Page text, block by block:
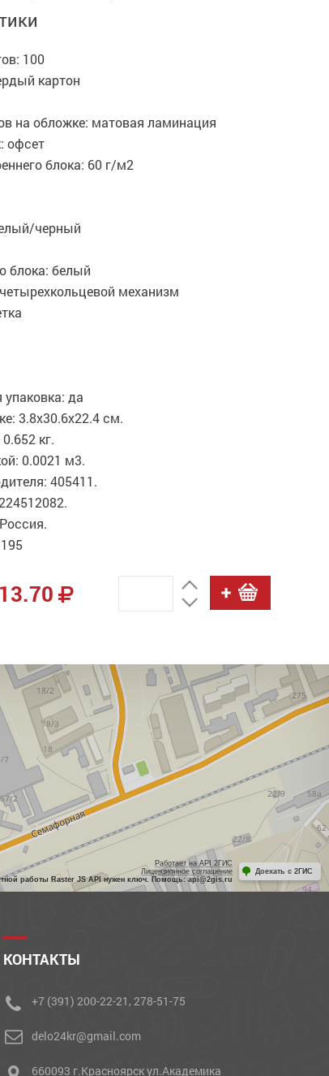
100
картон
на обложке: матовая ламинация
офсет
блока: 60 г/м2
черный
блока: белый
механизм
да
3.8x30.6x22.4 см.
кг.
0.0021 м3.
405411.
Работает на API 2ГИС
Лицензионное соглашение
работы Raster JS API нужен ключ. Помощь: api@2gis.ru
Доехать с 2ГИС
КОНТАКТЫ
+7 (391) 200-22-21, 278-51-75
delo24kr@gmail.com
660093 г.Красноярск ул.Академика